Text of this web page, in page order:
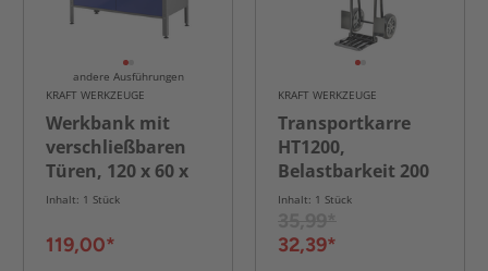
andere Ausführungen
KRAFT WERKZEUGE
Werkbank mit
verschließbaren
Türen, 120 x 60 x
85 cm
Inhalt: 1 Stück
119,00*
KRAFT WERKZEUGE
Transportkarre
HT1200,
Belastbarkeit 200
kg
Inhalt: 1 Stück
32,39*